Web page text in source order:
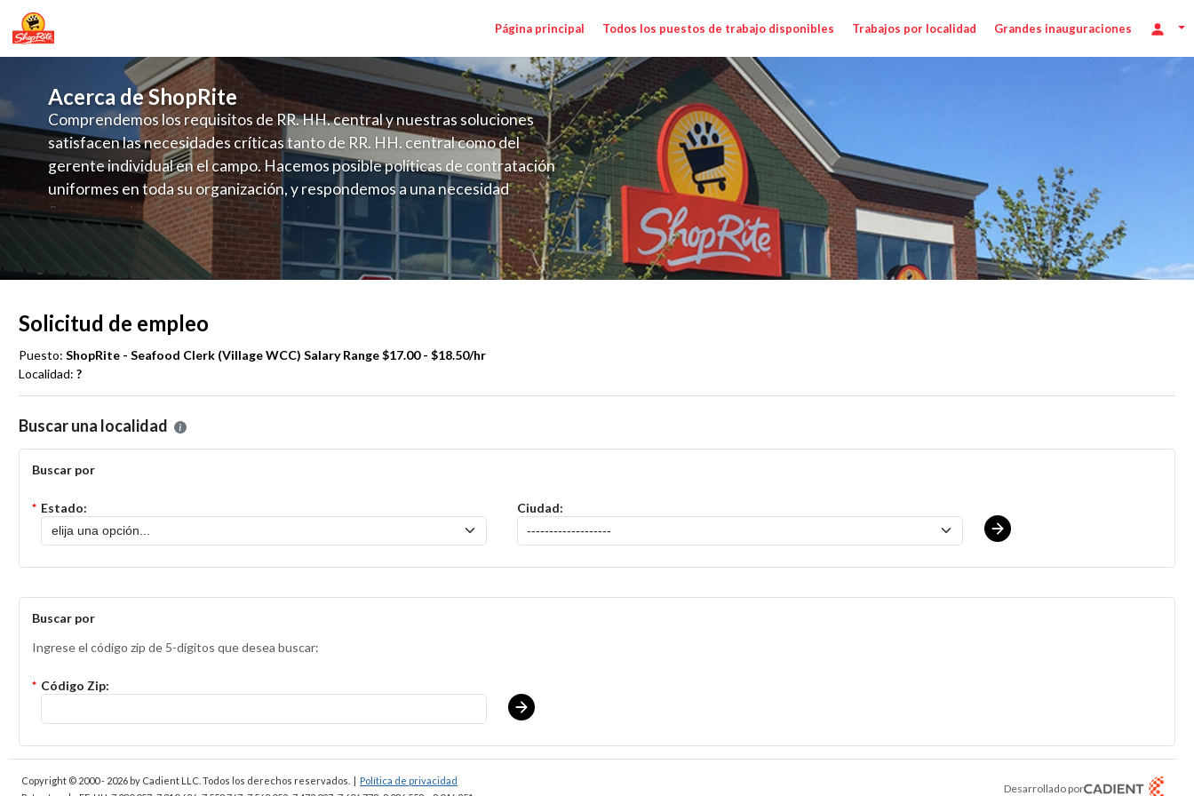
Página principal Todos los puestos de trabajo disponibles Trabajos por localidad Grandes inauguraciones
Acerca de ShopRite
Comprendemos los requisitos de RR. HH. central y nuestras soluciones
satisfacen las necesidades críticas tanto de RR. HH. central como del
gerente individual en el campo. Hacemos posible políticas de contratación
uniformes en toda su organización, y respondemos a una necesidad
fluctuante de talento con un modelo de contratación perenne para el
campo. Este enfoque respeta las necesidades estacionales de los requisitos,
locales en la dotación de, personal y las demandas operativas de la selección
y programación de candidatos locales.
Solicitud de empleo
Puesto: ShopRite - Seafood Clerk (Village WCC) Salary Range $17.00 - $18.50/hr
Localidad: ?
Por favor, seleccione la localidad en la que desea presentar una solicitud para el puesto de
Buscar una localidad
Buscar por
* Estado: Ciudad:
Buscar por
Ingrese el código zip de 5-dígitos que desea buscar:
* Código Zip:
Copyright © 2000 - 2026 by Cadient LLC. Todos los derechos reservados. | Política de privacidad
Desarrollado por